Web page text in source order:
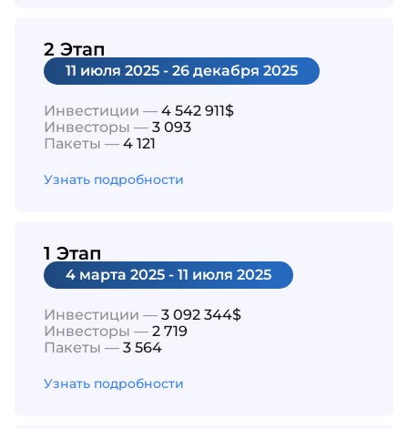
2 Этап
11 июля 2025 - 26 декабря 2025
Инвестиции — 4 542 911$
Инвесторы — 3 093
Пакеты — 4 121
Узнать подробности
1 Этап
4 марта 2025 - 11 июля 2025
Инвестиции — 3 092 344$
Инвесторы — 2 719
Пакеты — 3 564
Узнать подробности